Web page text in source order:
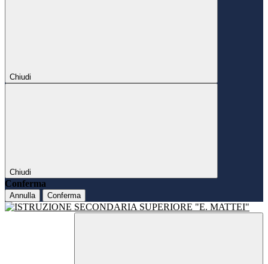
Chiudi
Chiudi
Conferma
Annulla Conferma